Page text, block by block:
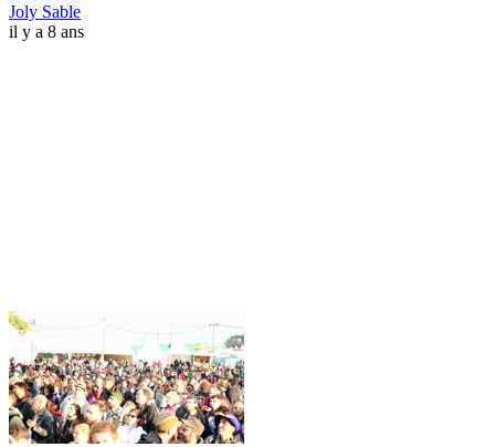
Joly Sable
il y a 8 ans